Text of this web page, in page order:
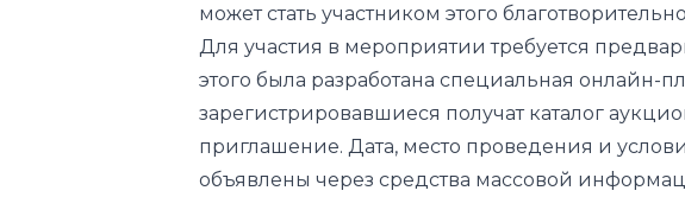
можетстать участником этого
Для участия в мероприятии требуется
этого была разработана специальная онлайн-
зарегистрировавшиеся получат каталог
приглашение. Дата, место проведения и
объявлены через средства массовой